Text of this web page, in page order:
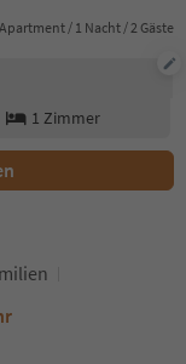
/ 1 Nacht / 2 Gäste
1 Zimmer